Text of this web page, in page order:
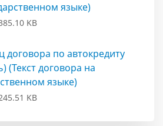
языке)
KB
договора по автокредиту
(Текст договора на
языке)
KB